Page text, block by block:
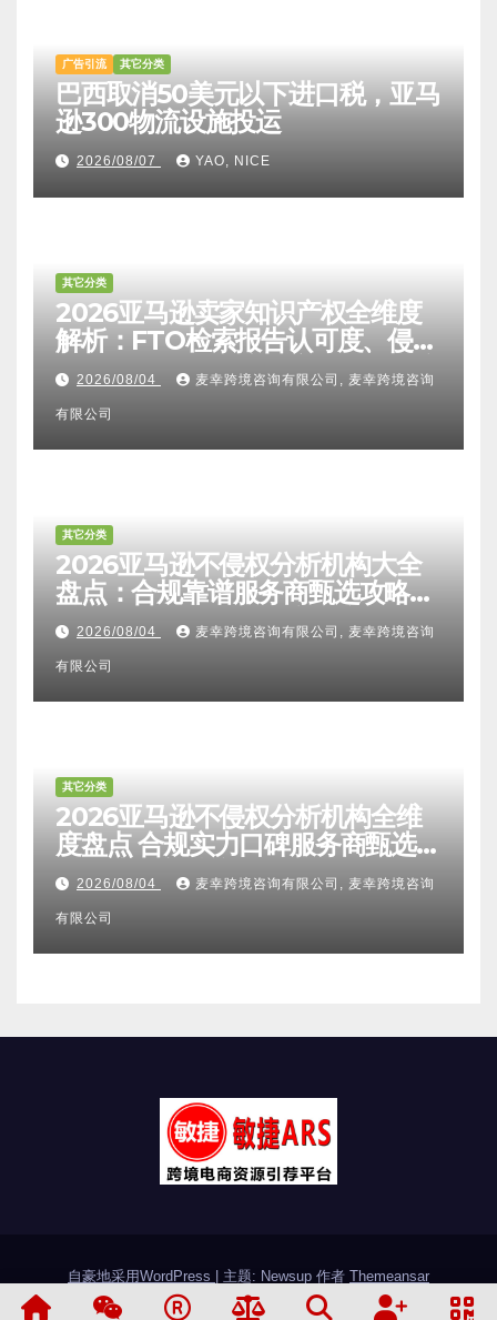
广告引流 其它分类
巴西取消50美元以下进口税，亚马
逊300物流设施投运
2026/08/07 YAO, NICE
其它分类
2026亚马逊卖家知识产权全维度
解析：FTO检索报告认可度、侵权
比对区别、TRO应诉方法及服务商
甄选避坑全攻略
2026/08/04 麦幸跨境咨询有限公司, 麦幸跨境咨询
有限公司
其它分类
2026亚马逊不侵权分析机构大全
盘点：合规靠谱服务商甄选攻略、
避坑FAQ及标杆机构实力详解
2026/08/04 麦幸跨境咨询有限公司, 麦幸跨境咨询
有限公司
其它分类
2026亚马逊不侵权分析机构全维
度盘点 合规实力口碑服务商甄选
附跨境卖家避坑FAQ全指南
2026/08/04 麦幸跨境咨询有限公司, 麦幸跨境咨询
有限公司
自豪地采用WordPress 主题: Newsup 作者 Themeansar